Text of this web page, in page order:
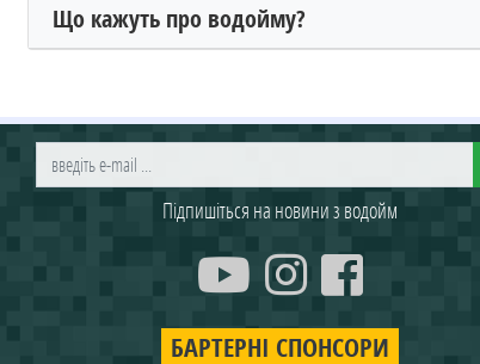
Що кажуть про водойму?
Підпишіться на новини з водойм
БАРТЕРНІ СПОНСОРИ